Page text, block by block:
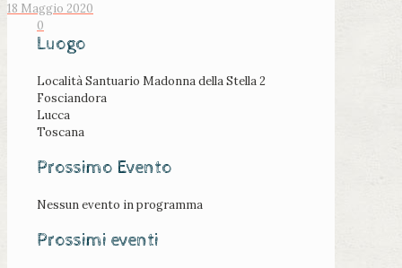
18 Maggio 2020
0
Luogo
Località Santuario Madonna della Stella 2
Fosciandora
Lucca
Toscana
Prossimo Evento
Nessun evento in programma
Prossimi eventi